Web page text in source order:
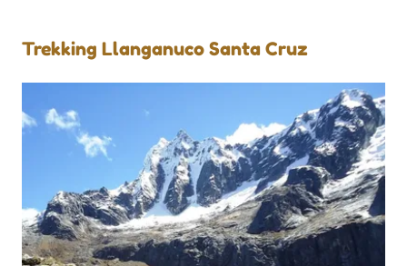
Trekking Llanganuco Santa Cruz